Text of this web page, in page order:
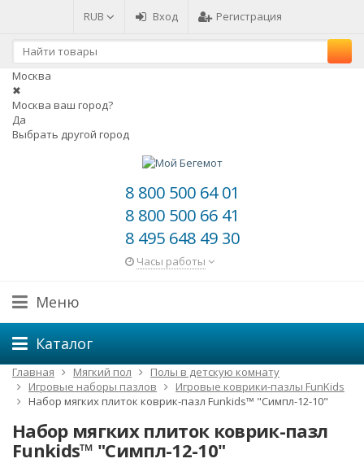
RUB Вход Регистрация
Москва
✖
Москва ваш город?
Да
Выбрать другой город
8 800 500 64 01
8 800 500 66 41
8 495 648 49 30
Часы работы
Меню
Каталог
Главная Мягкий пол
Полы в детскую комнату
Игровые наборы пазлов
Игровые коврики-пазлы FunKids
Набор мягких плиток коврик-пазл Funkids™ "Симпл-12-10"
Набор мягких плиток коврик-пазл
Funkids™ "Симпл-12-10"